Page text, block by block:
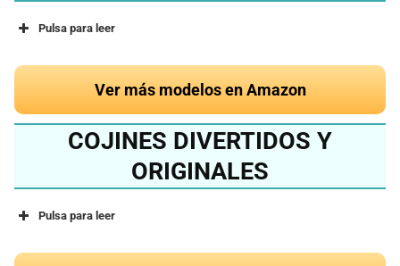
Pulsa para leer
Ver más modelos en Amazon
COJINES DIVERTIDOS Y
ORIGINALES
Pulsa para leer